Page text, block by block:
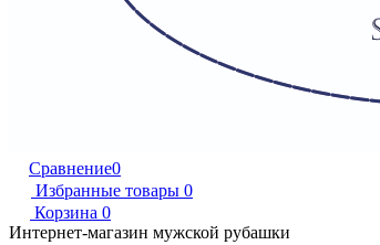
Сравнение0
Избранные товары 0
Корзина 0
Интернет-магазин мужской рубашки